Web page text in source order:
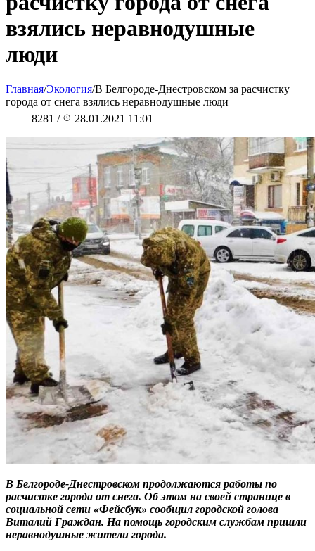
взялись неравнодушные
люди
Главная/Экология/В Белгороде-Днестровском за расчистку
города от снега взялись неравнодушные люди
8281 / 28.01.2021 11:01
В Белгороде-Днестровском продолжаются работы по
расчистке города от снега. Об этом на своей странице в
социальной сети «Фейсбук» сообщил городской голова
Виталий Граждан. На помощь городским службам пришли
неравнодушные жители города.